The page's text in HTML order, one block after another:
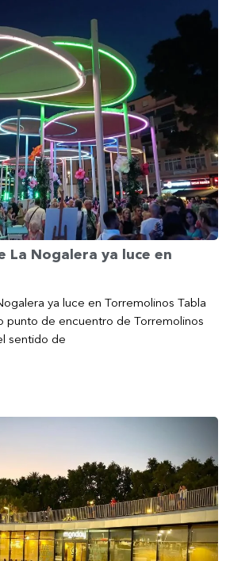
La Nogalera ya luce en
ya luce en Torremolinos Tabla
punto de encuentro de Torremolinos
sentido de